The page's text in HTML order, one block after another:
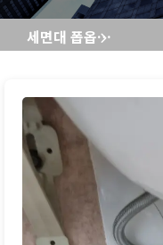
세면대 폽옵교체